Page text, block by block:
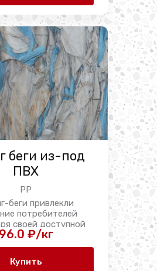
беги из-под
ПВХ
PP
беги привлекли
потребителей
своей доступной
цене ...
96.0 ₽/кг
Купить